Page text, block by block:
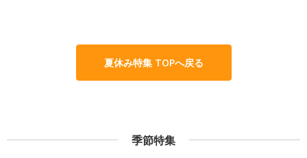
夏休み特集 TOPへ戻る
季節特集